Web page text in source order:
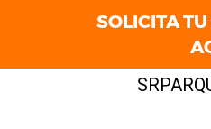
SOLICITA